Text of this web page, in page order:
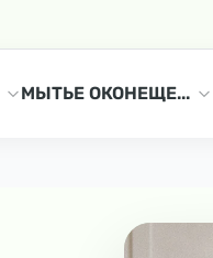
МЫТЬЕ ОКОНЕЩЕ...